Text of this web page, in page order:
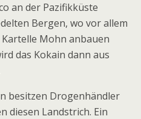
an der Pazifikküste
Bergen, wo vor allem
Mohn anbauen
das Kokain dann aus
besitzen Drogenhändler
diesen Landstrich. Ein